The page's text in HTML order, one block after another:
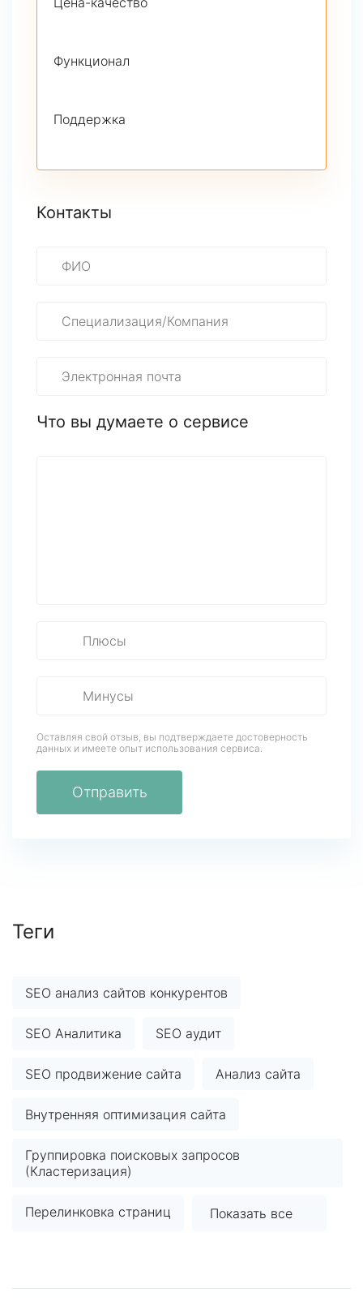
Функционал
Поддержка
Контакты
Что вы думаете о сервисе
Оставляя свой отзыв, вы подтверждаете достоверность
данных и имеете опыт использования сервиса.
Отправить
Теги
SEO анализ сайтов конкурентов
SEO Аналитика SEO аудит
SEO продвижение сайта Анализ сайта
Внутренняя оптимизация сайта
Группировка поисковых запросов
(Кластеризация)
Перелинковка страниц Показать все